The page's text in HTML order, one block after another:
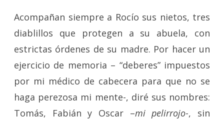
Acompañan siempre a Rocío sus nietos, tres
diablillos que protegen a su abuela, con
estrictas órdenes de su madre. Por hacer un
ejercicio de memoria – “deberes” impuestos
por mi médico de cabecera para que no se
haga perezosa mi mente-, diré sus nombres:
Tomás, Fabián y Oscar –mi pelirrojo-, sin